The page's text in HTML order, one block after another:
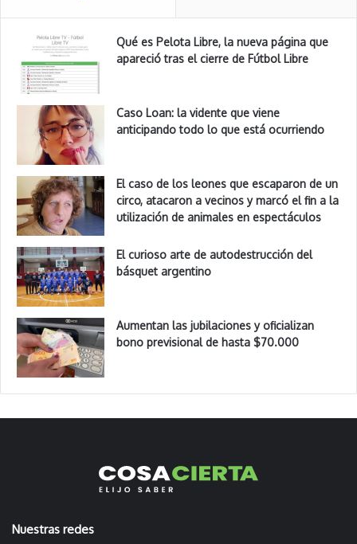
Qué es Pelota Libre, la nueva página que
apareció tras el cierre de Fútbol Libre
Caso Loan: la vidente que viene
anticipando todo lo que está ocurriendo
El caso de los leones que escaparon de un
circo, atacaron a vecinos y marcó el fin a la
utilización de animales en espectáculos
El curioso arte de autodestrucción del
básquet argentino
Aumentan las jubilaciones y oficializan
bono previsional de hasta $70.000
Nuestras redes